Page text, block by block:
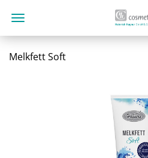
Melkfett Soft